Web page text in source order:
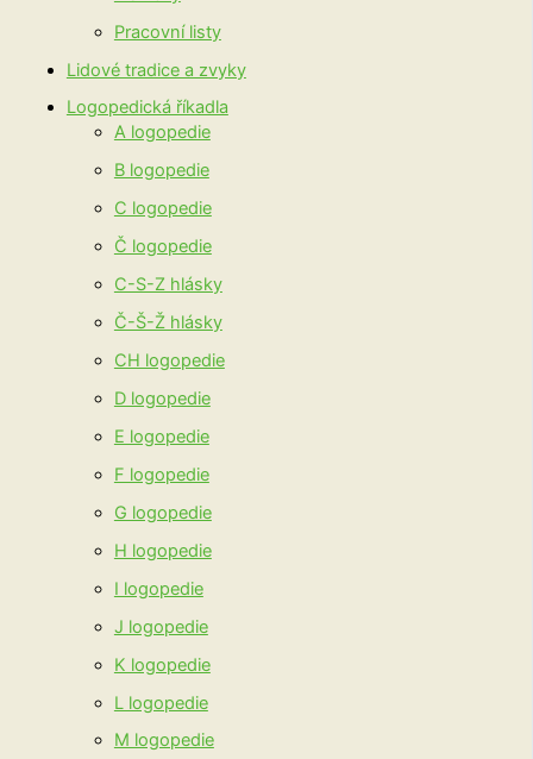
Pracovní listy
Lidové tradice a zvyky
Logopedická říkadla
A logopedie
B logopedie
C logopedie
Č logopedie
C-S-Z hlásky
Č-Š-Ž hlásky
CH logopedie
D logopedie
E logopedie
F logopedie
G logopedie
H logopedie
I logopedie
J logopedie
K logopedie
L logopedie
M logopedie